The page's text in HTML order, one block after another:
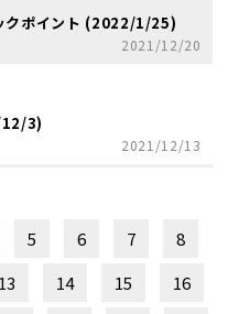
クポイント (2022/1/25)
2021/12/20
12/3)
2021/12/13
5 6 7
8
13 14 15
16